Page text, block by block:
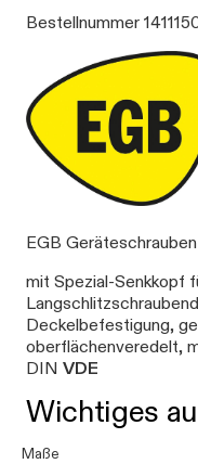
Bestellnummer
EGB Geräteschrauben
mit Spezial-Senkkopf
Deckelbefestigung,
oberflächenveredelt,
DIN VDE
Wichtiges
Maße